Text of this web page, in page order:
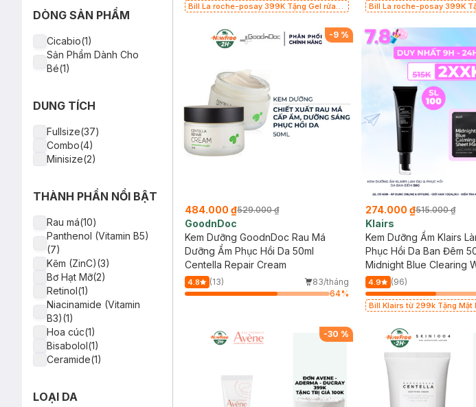
dProgram(1)
Swiss Image(1)
Skintific(1)
Torriden(1)
Prettyskin(1)
Shimbi(1)
Kiehl's(1)
GoodnDoc(1)
DÒNG SẢN PHẨM
Cicabio(1)
Sản Phẩm Dành Cho
Bé(1)
DUNG TÍCH
Fullsize(37)
Combo(4)
Minisize(2)
THÀNH PHẦN NỔI BẬT
Rau má(10)
Panthenol (Vitamin B5)
(7)
Kẽm (ZinC)(3)
Bơ Hạt Mỡ(2)
Retinol(1)
Niacinamide (Vitamin
B3)(1)
Hoa cúc(1)
Bisabolol(1)
Ceramide(1)
Yến mạch(1)
LOẠI DA
Bill La roche-posay 399K Tặng Gel rửa
Bill La roche-posay 399K
-9%
484.000 ₫529.000 ₫
GoodnDoc
Kem Dưỡng GoodnDoc Rau Má
Dưỡng Ẩm Phục Hồi Da 50ml
Centella Repair Cream
4.8 (13)
83/tháng
64%
274.000 ₫515.000 ₫
Klairs
Kem Dưỡng Ẩm Klairs
Phục Hồi Da Ban Đêm
Midnight Blue Clearing
4.9 (96)
Bill Klairs từ 299k Tặng Mặt
-30 %